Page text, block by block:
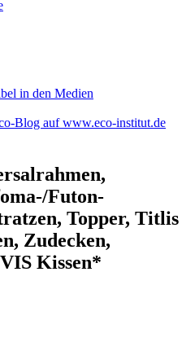
in den Medien
Blog auf www.eco-institut.de
Futon-
Topper, Titlis
Zudecken,
Kissen*